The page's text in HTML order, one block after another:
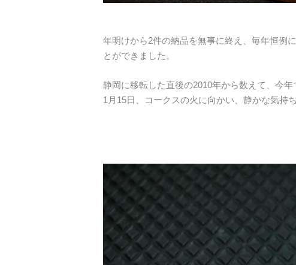
年明けから2件の納品を無事に終え、毎年恒例
とができました。
静岡に移転した直後の2010年から数えて、今年
1月15日、コークスの火に向かい、静かな気持